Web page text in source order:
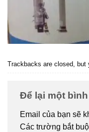
Trackbacks are closed, but
Để lại một
Email của bạn sẽ
Các trường bắt